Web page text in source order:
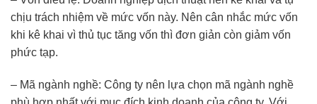
chịu trách nhiệm về mức vốn này. Nên cân nhắc mức vốn
khi kê khai vì thủ tục tăng vốn thì đơn giản còn giảm vốn
phức tạp.
– Mã ngành nghề: Công ty nên lựa chọn mã ngành nghề